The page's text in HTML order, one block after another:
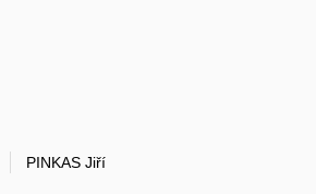
PINKAS Jiří